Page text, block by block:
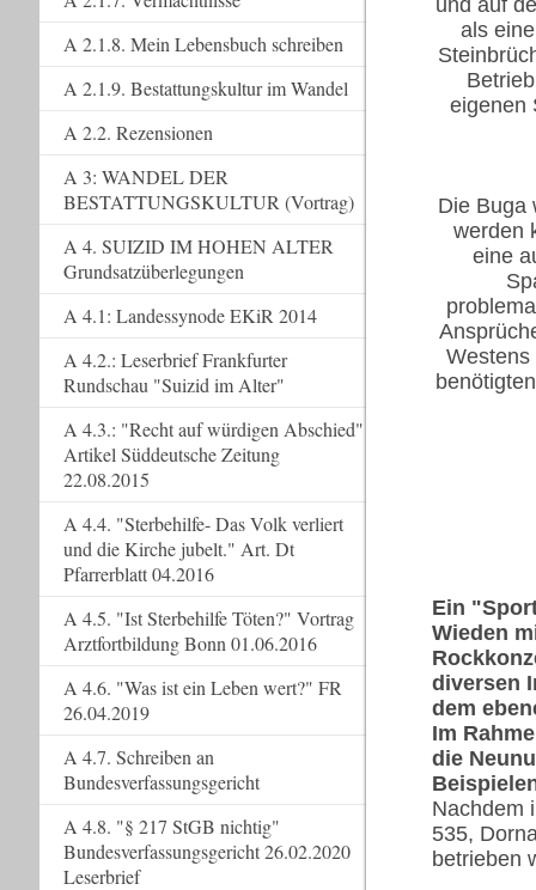
als
eigenen
Die Buga
werden
eine
Westens
Ein
Wieden
diversen
dem
Im
die
Nachdem
535,
betrieben
A 2.1.8. Mein Lebensbuch schreiben
A 2.1.9. Bestattungskultur im Wandel
A 2.2. Rezensionen
A 3: WANDEL DER
BESTATTUNGSKULTUR (Vortrag)
A 4. SUIZID IM HOHEN ALTER
Grundsatzüberlegungen
A 4.1: Landessynode EKiR 2014
A 4.2.: Leserbrief Frankfurter
Rundschau "Suizid im Alter"
A 4.3.: "Recht auf würdigen Abschied"
Artikel Süddeutsche Zeitung
22.08.2015
A 4.4. "Sterbehilfe- Das Volk verliert
und die Kirche jubelt." Art. Dt
Pfarrerblatt 04.2016
A 4.5. "Ist Sterbehilfe Töten?" Vortrag
Arztfortbildung Bonn 01.06.2016
A 4.6. "Was ist ein Leben wert?" FR
26.04.2019
A 4.7. Schreiben an
Bundesverfassungsgericht
A 4.8. "§ 217 StGB nichtig"
Bundesverfassungsgericht 26.02.2020
Leserbrief